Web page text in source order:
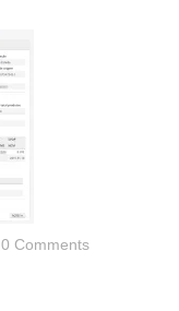
0 Comments